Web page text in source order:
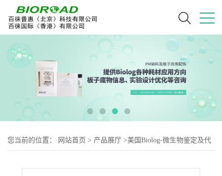
您当前的位置： 网站首页 > 产品展厅 >美国Biolog-微生物鉴定及代